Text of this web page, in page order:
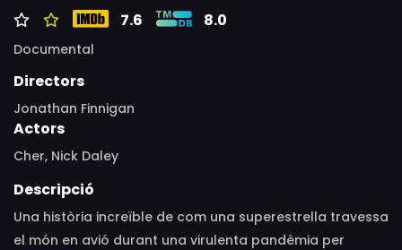
7.6 8.0
Documental
Directors
Jonathan Finnigan
Actors
Cher, Nick Daley
Descripció
Una història increïble de com una superestrella travessa
el món en avió durant una virulenta pandèmia per